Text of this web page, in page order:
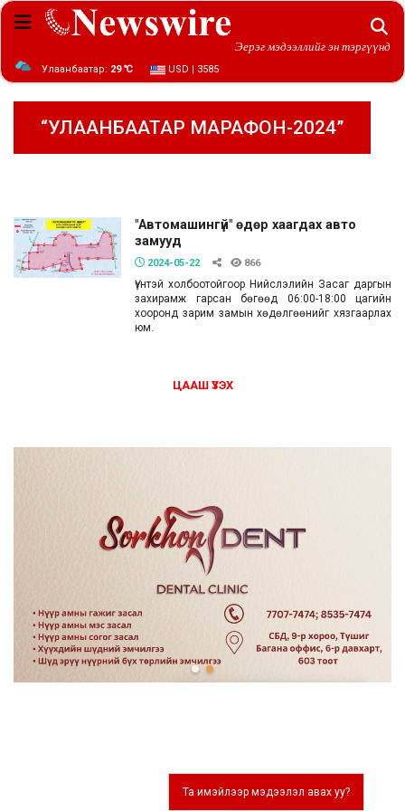
Эерэг мэдээллийг эн тэргүүнд
Улаанбаатар: 29 ℃ USD | 3585
“УЛААНБААТАР МАРАФОН-2024”
"Автомашингүй" өдөр хаагдах авто
замууд
2024-05-22 866
Үүнтэй холбоотойгоор Нийслэлийн Засаг даргын
захирамж гарсан бөгөөд 06:00-18:00 цагийн
хооронд зарим замын хөдөлгөөнийг хязгаарлах
юм.
ЦААШ ҮЗЭХ
Та имэйлээр мэдээлэл авах уу?